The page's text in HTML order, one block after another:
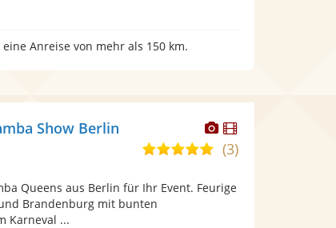
Anreise von mehr als 150 km.
Dieser
Künstler
stellt
Fotos
bereit.
Dieser
Künstler
Show Berlin
5,0
5
(3)
Queens aus Berlin für Ihr Event. Feurige
Brandenburg mit bunten
Karneval ...